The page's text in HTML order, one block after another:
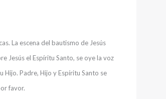
La escena del bautismo de Jesús
Jesús el Espíritu Santo, se oye la voz
Hijo. Padre, Hijo y Espíritu Santo se
favor.